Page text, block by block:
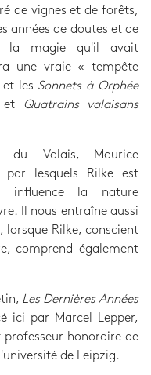
de vignes et de forêts,
années de doutes et de
la magie qu'il avait
une vraie « tempête
les Sonnets à Orphée
Quatrains valaisans
du Valais, Maurice
lesquels Rilke est
influence la nature
Il nous entraîne aussi
Rilke, conscient
comprend également
Les Dernières Années
ici par Marcel Lepper,
honoraire de
de Leipzig.